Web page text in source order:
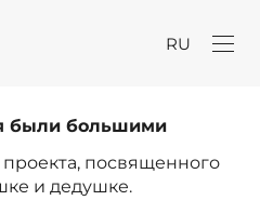
RU
были большими
посвященного
и дедушке.